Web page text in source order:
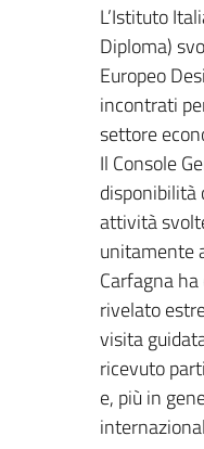
L’Istituto
Diploma)
Europeo
incontrati
settore
Il Console
disponibilità
attività
unitamente
Carfagna
rivelato
visita
ricevuto
e, più in